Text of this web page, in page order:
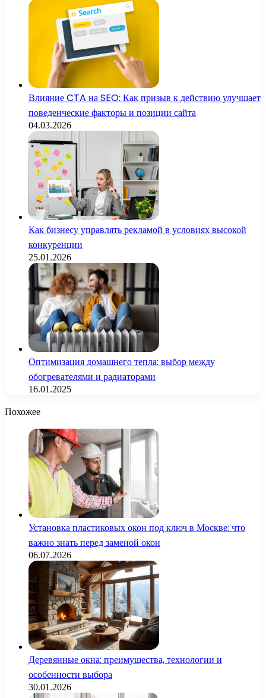
Влияние CTA на SEO: Как призыв к действию улучшает
поведенческие факторы и позиции сайта
04.03.2026
Как бизнесу управлять рекламой в условиях высокой
конкуренции
25.01.2026
Оптимизация домашнего тепла: выбор между
обогревателями и радиаторами
16.01.2025
Похожее
Установка пластиковых окон под ключ в Москве: что
важно знать перед заменой окон
06.07.2026
Деревянные окна: преимущества, технологии и
особенности выбора
30.01.2026